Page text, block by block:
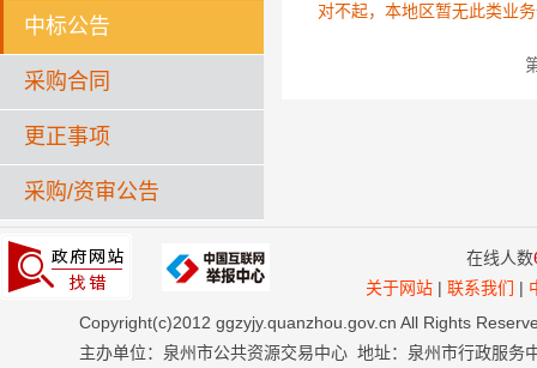
中标公告
采购合同
更正事项
采购/资审公告
对不起，本地区暂无此类业
在线人数
关于网站 | 联系我们 |
Copyright(c)2012 ggzyjy.quanzhou.gov.cn All Rights
主办单位：泉州市公共资源交易中心 地址：泉州市行政服